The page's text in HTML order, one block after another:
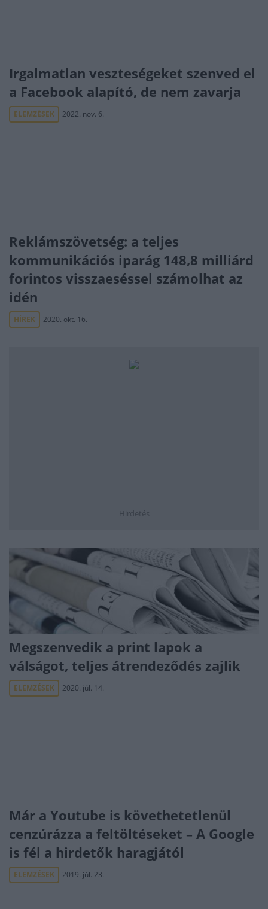
Irgalmatlan veszteségeket szenved el
a Facebook alapító, de nem zavarja
ELEMZÉSEK 2022. nov. 6.
Reklámszövetség: a teljes
kommunikációs iparág 148,8 milliárd
forintos visszaeséssel számolhat az
idén
HÍREK 2020. okt. 16.
Hirdetés
Megszenvedik a print lapok a
válságot, teljes átrendeződés zajlik
ELEMZÉSEK 2020. júl. 14.
Már a Youtube is követhetetlenül
cenzúrázza a feltöltéseket – A Google
is fél a hirdetők haragjától
ELEMZÉSEK 2019. júl. 23.